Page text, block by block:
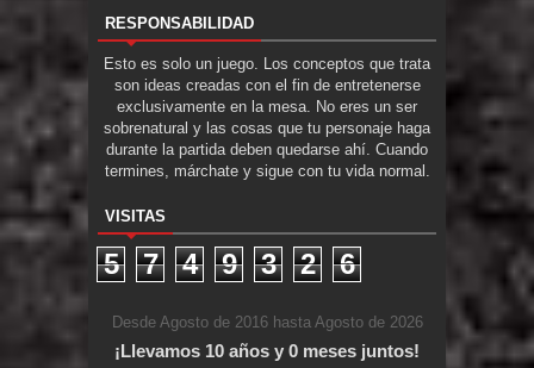
RESPONSABILIDAD
Esto es solo un juego. Los conceptos que trata
son ideas creadas con el fin de entretenerse
exclusivamente en la mesa. No eres un ser
sobrenatural y las cosas que tu personaje haga
durante la partida deben quedarse ahí. Cuando
termines, márchate y sigue con tu vida normal.
VISITAS
5 7 4 9 3 2 6
Desde Agosto de 2016 hasta Agosto de 2026
¡Llevamos 10 años y 0 meses juntos!